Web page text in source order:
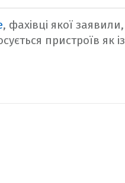
, фахівці якої заявили,
пристроїв як із